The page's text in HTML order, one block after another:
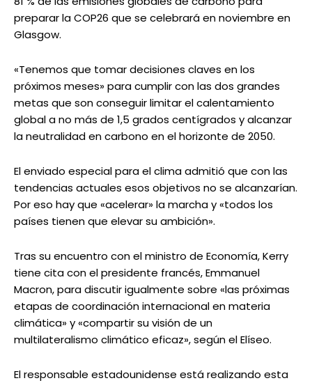
preparar la COP26 que se celebrará en noviembre en
Glasgow.
«Tenemos que tomar decisiones claves en los
próximos meses» para cumplir con las dos grandes
metas que son conseguir limitar el calentamiento
global a no más de 1,5 grados centígrados y alcanzar
la neutralidad en carbono en el horizonte de 2050.
El enviado especial para el clima admitió que con las
tendencias actuales esos objetivos no se alcanzarían.
Por eso hay que «acelerar» la marcha y «todos los
países tienen que elevar su ambición».
Tras su encuentro con el ministro de Economía, Kerry
tiene cita con el presidente francés, Emmanuel
Macron, para discutir igualmente sobre «las próximas
etapas de coordinación internacional en materia
climática» y «compartir su visión de un
multilateralismo climático eficaz», según el Elíseo.
El responsable estadounidense está realizando esta